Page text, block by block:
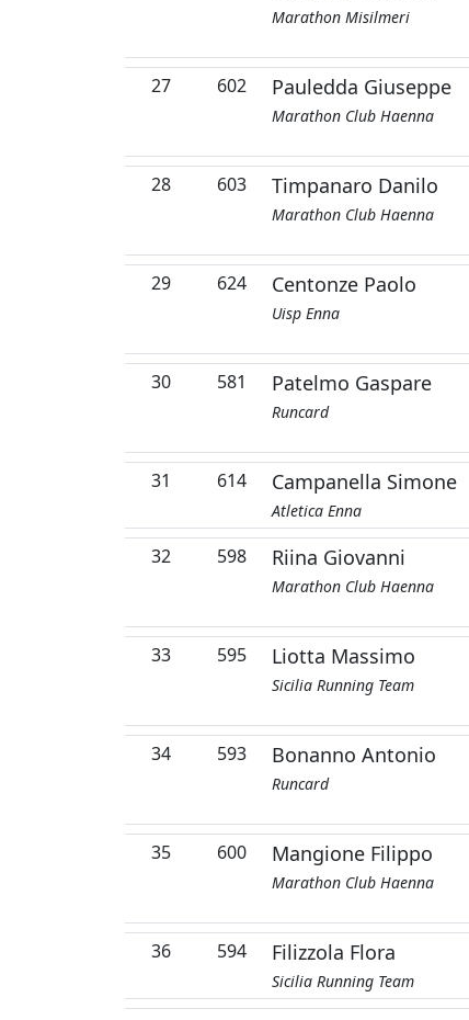
Marathon Misilmeri
27 602 Pauledda Giuseppe
Marathon Club Haenna
28 603 Timpanaro Danilo
Marathon Club Haenna
29 624 Centonze Paolo
Uisp Enna
30 581 Patelmo Gaspare
Runcard
31 614 Campanella Simone
Atletica Enna
32 598 Riina Giovanni
Marathon Club Haenna
33 595 Liotta Massimo
Sicilia Running Team
34 593 Bonanno Antonio
Runcard
35 600 Mangione Filippo
Marathon Club Haenna
36 594 Filizzola Flora
Sicilia Running Team